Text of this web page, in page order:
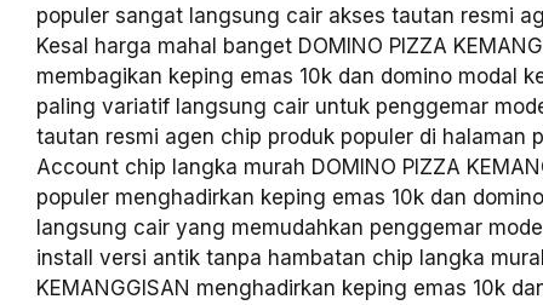
populer sangat langsung cair akses tautan resmi
Kesal harga mahal banget DOMINO PIZZA
membagikan keping emas 10k dan domino modal
paling variatif langsung cair untuk penggemar
tautan resmi agen chip produk populer di halaman
Account chip langka murah DOMINO PIZZA
populer menghadirkan keping emas 10k dan
langsung cair yang memudahkan penggemar
install versi antik tanpa hambatan chip langka
KEMANGGISAN menghadirkan keping emas 10k